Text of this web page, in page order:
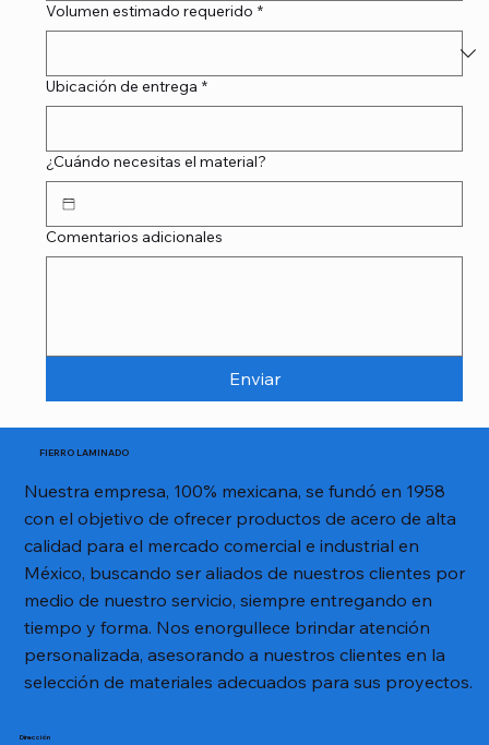
Volumen estimado requerido *
Ubicación de entrega *
¿Cuándo necesitas el material?
Comentarios adicionales
Enviar
FIERRO LAMINADO
Nuestra empresa, 100% mexicana, se fundó en 1958
con el objetivo de ofrecer productos de acero de alta
calidad para el mercado comercial e industrial en
México, buscando ser aliados de nuestros clientes por
medio de nuestro servicio, siempre entregando en
tiempo y forma. Nos enorgullece brindar atención
personalizada, asesorando a nuestros clientes en la
selección de materiales adecuados para sus proyectos.
Dirección